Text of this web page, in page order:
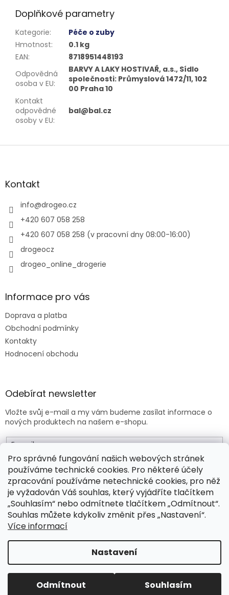
Pro správné fungování našich webových stránek
používáme technické cookies. Pro některé účely
zpracování používáme netechnické cookies, pro něž
je vyžadován Váš souhlas, který vyjádříte tlačítkem
„Souhlasím“ nebo odmítnete tlačítkem „Odmítnout“.
Souhlas můžete kdykoliv změnit přes „Nastavení“.
Více informací
Nastavení
Odmítnout Souhlasím
Doplňkové parametry
Kategorie:
Péče o zuby
Hmotnost:
0.1 kg
EAN:
8718951448193
Odpovědná
osoba v EU:
BARVY A LAKY HOSTIVAŘ, a.s., Sídlo
společnosti: Průmyslová 1472/11, 102
00 Praha 10
Kontakt
odpovědné
osoby v EU:
bal@bal.cz
Z
aKontakt
info@drogeo.cz
+420 607 058 258
+420 607 058 258 (v pracovní dny 08:00-16:00)
drogeocz
drogeo_online_drogerie
Informace pro vás
Doprava a platba
Obchodní podmínky
Kontakty
Hodnocení obchodu
Odebírat newsletter
Vložte svůj e-mail a my vám budeme zasílat informace o
nových produktech na našem e-shopu.
E-mail
Vložením e-mailu souhlasíte sobchodními podmínkami .
PŘIHLÁSIT SE
Copyright 2026Drogeo.cz. Všechna práva vyhrazena.
Upravit nastavení cookies